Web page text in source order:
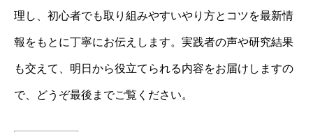
理し、初心者でも取り組みやすいやり方とコツを最新情
報をもとに丁寧にお伝えします。実践者の声や研究結果
も交えて、明日から役立てられる内容をお届けしますの
で、どうぞ最後までご覧ください。